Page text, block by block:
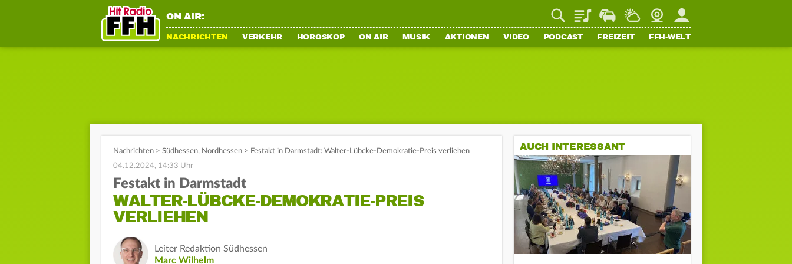
ON AIR: PlaylistStaupilotWetterWebcamMein FFH
NACHRICHTEN VERKEHR HOROSKOP ON AIR MUSIK AKTIONEN VIDEO PODCAST FREIZEIT FFH-WELT
Nachrichten > Südhessen, Nordhessen > Festakt in Darmstadt: Walter-Lübcke-Demokratie-Preis verliehen
04.12.2024, 14:33 Uhr
Festakt in Darmstadt
WALTER-LÜBCKE-DEMOKRATIE-PREIS
VERLIEHEN
Leiter Redaktion Südhessen
Marc Wilhelm
AUCH INTERESSANT